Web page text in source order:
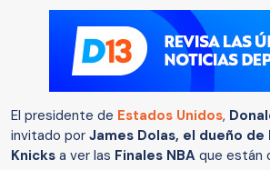
El presidente de Estados Unidos,
invitado por James Dolas, el dueño de
Knicks a ver las Finales NBA que están